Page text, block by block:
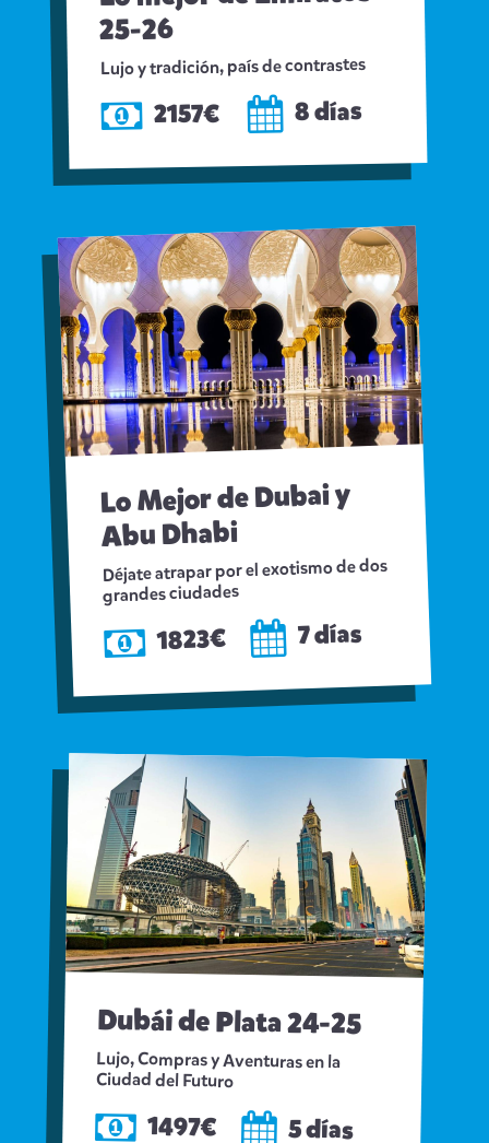
25-26
Lujo y tradición, país de contrastes
2157€ 8 días
Lo Mejor de Dubai y
Abu Dhabi
Déjate atrapar por el exotismo de dos
grandes ciudades
1823€ 7 días
Dubái de Plata 24-25
Lujo, Compras y Aventuras en la
Ciudad del Futuro
1497€ 5 días